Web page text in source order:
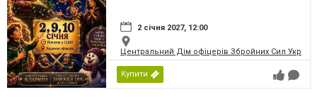
2 січня 2027, 12:00
Центральний Дім офіцерів Збройних Сил
Купити